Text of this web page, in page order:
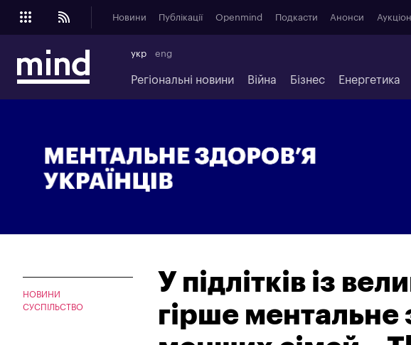
Новини Публікації Openmind Подкасти Анонси
укр eng
Регіональні новини Війна Бізнес Енергетика
НОВИНИ
СУСПІЛЬСТВО
У підлітків із
гірше ментальне